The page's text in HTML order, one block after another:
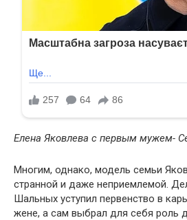
Елена Яковлева с первым мужем-
Многим, однако, модель семьи
странной и даже неприемлемой.
Шальных уступил первенство в
жене, а сам выбрал для себя роль